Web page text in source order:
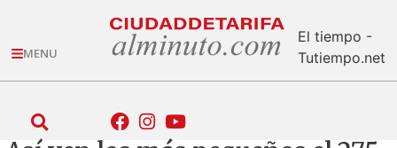
MENU
El tiempo -
Tutiempo.net